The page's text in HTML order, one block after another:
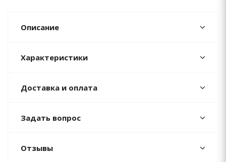
Описание
Характеристики
Доставка и оплата
Задать вопрос
Отзывы